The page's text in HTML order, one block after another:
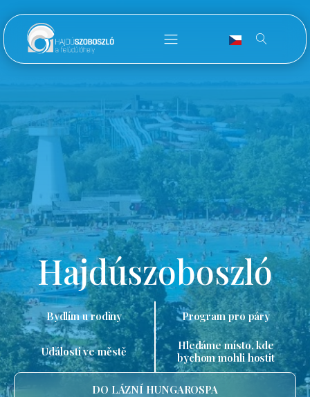
Hajdúszoboszló
Bydlím u rodiny Program pro páry
Události ve městě
Hledáme místo, kde
bychom mohli hostit
DO LÁZNÍ HUNGAROSPA